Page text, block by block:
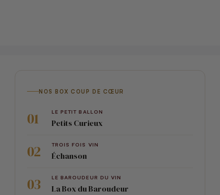
NOS BOX COUP DE CŒUR
LE PETIT BALLON
Petits Curieux
TROIS FOIS VIN
Échanson
LE BAROUDEUR DU VIN
La Box du Baroudeur